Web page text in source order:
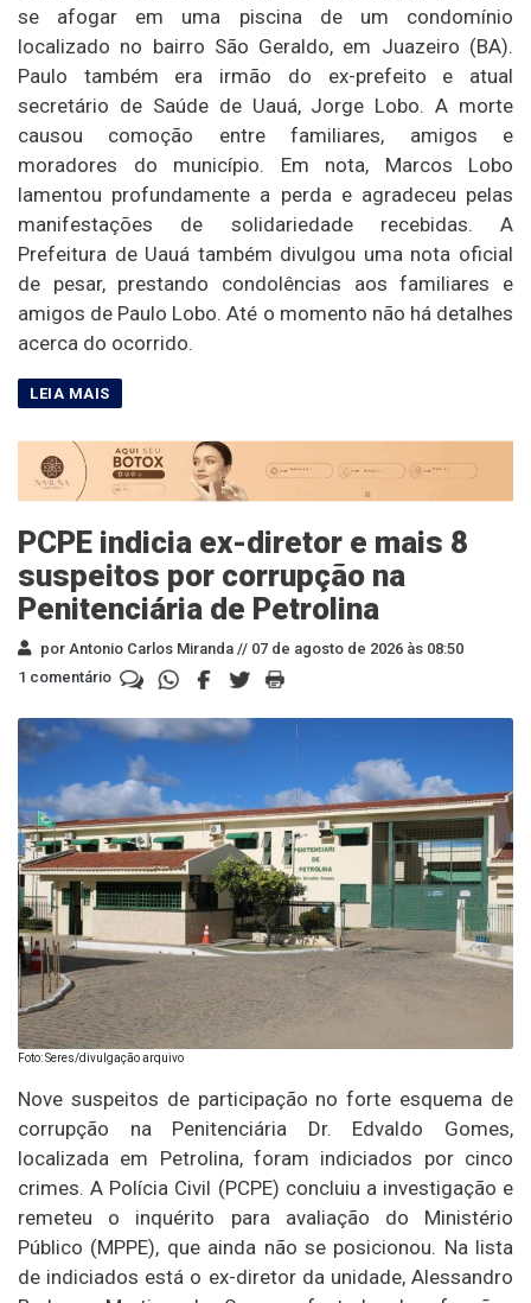
se afogar em uma piscina de um condomínio
localizado no bairro São Geraldo, em Juazeiro (BA).
Paulo também era irmão do ex-prefeito e atual
secretário de Saúde de Uauá, Jorge Lobo. A morte
causou comoção entre familiares, amigos e
moradores do município. Em nota, Marcos Lobo
lamentou profundamente a perda e agradeceu pelas
manifestações de solidariedade recebidas. A
Prefeitura de Uauá também divulgou uma nota oficial
de pesar, prestando condolências aos familiares e
amigos de Paulo Lobo. Até o momento não há detalhes
acerca do ocorrido.
PCPE indicia ex-diretor e mais 8
suspeitos por corrupção na
Penitenciária de Petrolina
por Antonio Carlos Miranda // 07 de agosto de 2026 às 08:50
1 comentário
Foto: Seres/divulgação arquivo
Nove suspeitos de participação no forte esquema de
corrupção na Penitenciária Dr. Edvaldo Gomes,
localizada em Petrolina, foram indiciados por cinco
crimes. A Polícia Civil (PCPE) concluiu a investigação e
remeteu o inquérito para avaliação do Ministério
Público (MPPE), que ainda não se posicionou. Na lista
de indiciados está o ex-diretor da unidade, Alessandro